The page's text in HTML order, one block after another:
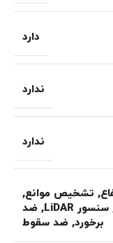
دارد
ندارد
ندارد
, تشخیص موانع,
سنسور LiDAR , ضد
برخورد, ضد سقوط